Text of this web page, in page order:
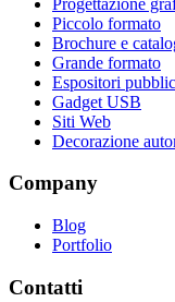
Piccolo formato
Brochure e
Grande formato
Espositori
Gadget USB
Siti Web
Decorazione
Company
Blog
Portfolio
Contatti